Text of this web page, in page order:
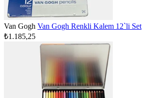
Van Gogh Van Gogh Renkli Kalem 12`li Set
₺1.185,25